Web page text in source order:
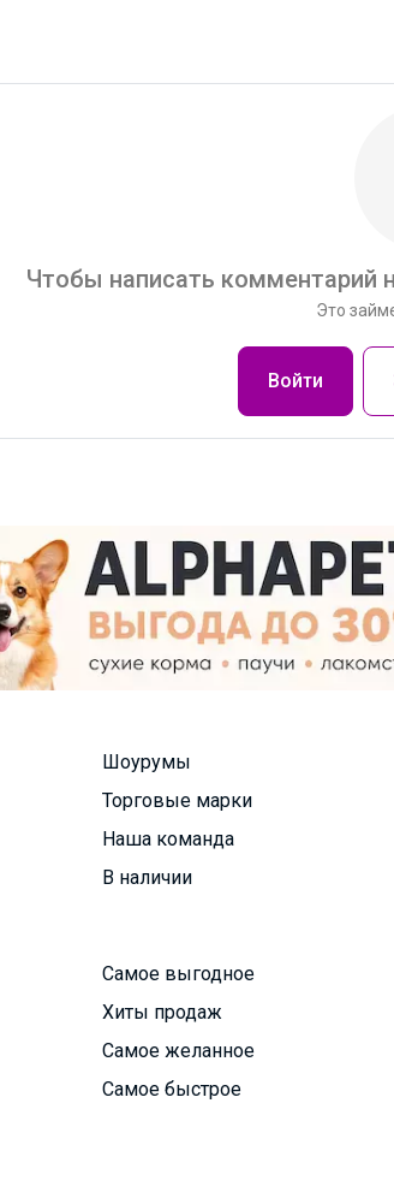
Чтобы написать комментарий
Это
Войти
Шоурумы
Торговые марки
Наша команда
В наличии
Самое выгодное
Хиты продаж
Самое желанное
Самое быстрое